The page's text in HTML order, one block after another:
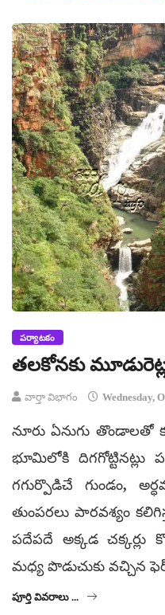
పర్యాటకం
తలకోనకు
వార్తా విభాగం Wednesday,
నూరు ఏనుగు తొండాలతో
భూమిలోకి దిగగోట్టినట్లు
గగుర్పొడిచే గుండం,
తుంపరలు పారవశ్యం
పదేపదే అక్కడ చక్కర్లు
మధ్య పొడుచుకు వచ్చిన
పూర్తి వివరాలు ...